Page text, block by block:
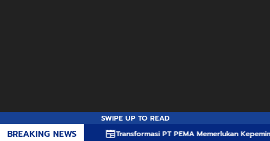
SWIPE UP TO READ
BREAKING NEWS Transformasi PT PEMA Memerlukan Kepemimpinan